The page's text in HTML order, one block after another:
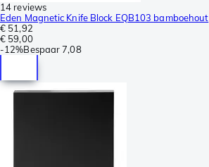
14 reviews
Eden Magnetic Knife Block EQB103 bamboehout
€ 51,92
€ 59,00
-12%Bespaar 7,08